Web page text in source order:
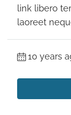
link libero
laoreet
10 years